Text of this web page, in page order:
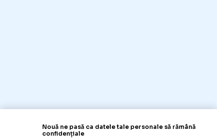
Nouă ne pasă ca datele tale personale să rămână
confidențiale